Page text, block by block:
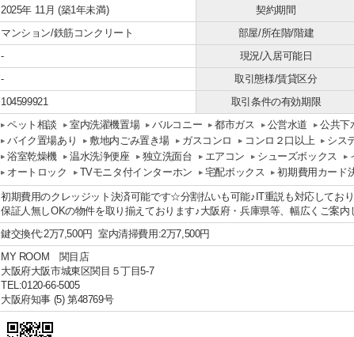
2025年 11月 (築1年未満) 契約期間
マンション/鉄筋コンクリート 部屋/所在階/階建
- 現況/入居可能日
- 取引態様/賃貸区分
104599921 取引条件の有効期限
ペット相談 室内洗濯機置場 バルコニー 都市ガス 公営水道 公共下
バイク置場あり
敷地内ごみ置き場 ガスコンロ コンロ２口以上 シス
浴室乾燥機
温水洗浄便座 独立洗面台 エアコン シューズボックス
オートロック
TVモニタ付インターホン 宅配ボックス 初期費用カード
初期費用のクレッジット決済可能です☆分割払いも可能♪IT重説も対応してお
保証人無しOKの物件を取り揃えております♪大阪府・兵庫県等、幅広くご案内
鍵交換代:2万7,500円 室内清掃費用:2万7,500円
MY ROOM 関目店
大阪府大阪市城東区関目５丁目5-7
TEL:0120-66-5005
大阪府知事 (5) 第48769号